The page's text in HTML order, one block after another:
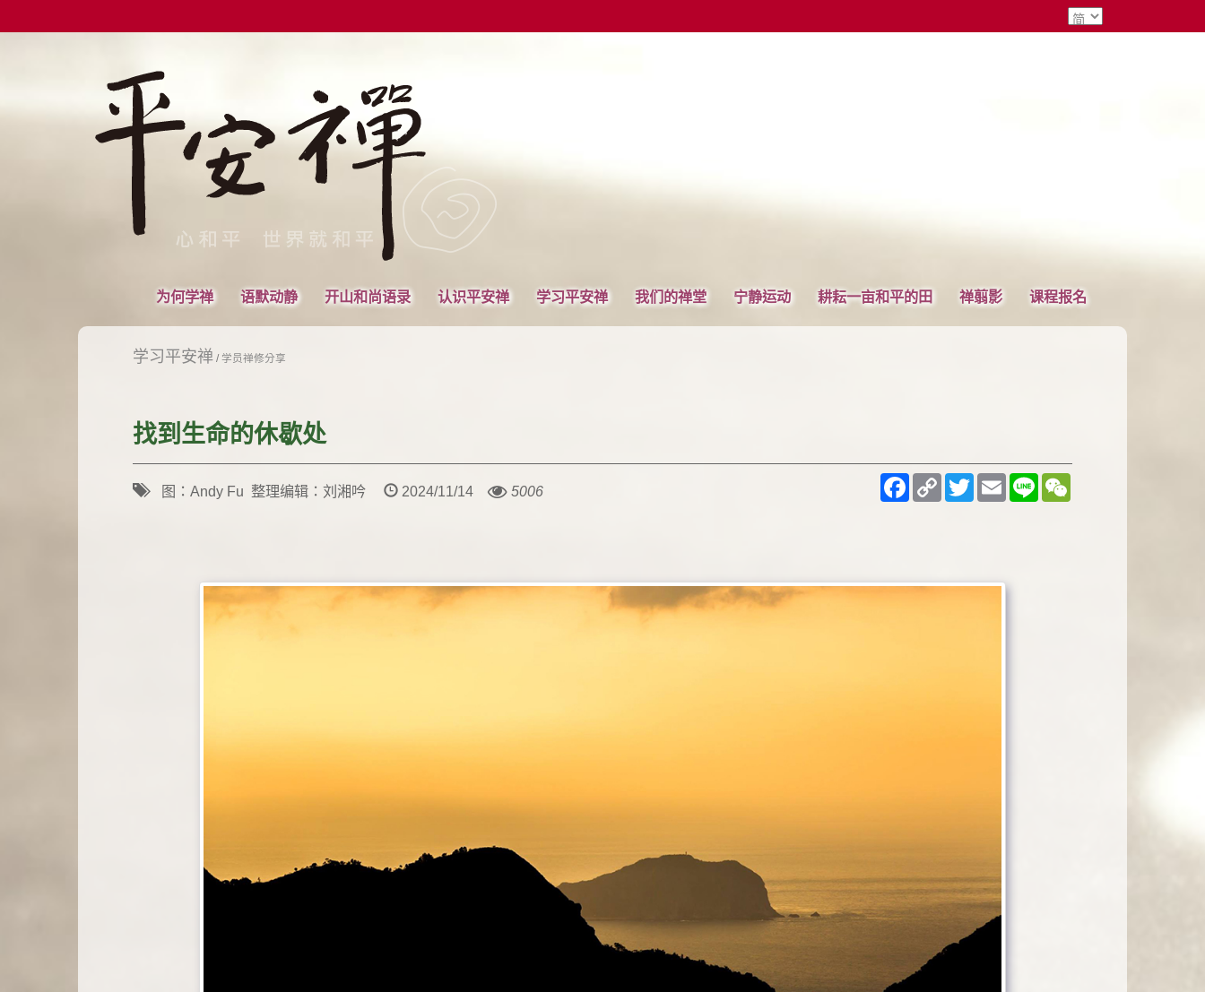
为何学禅 语默动静 开山和尚语录 认识平安禅 学习平安禅 我们的禅堂 宁静运动 耕耘一亩和平的田 禅翦影 课程报名
学习平安禅/学员禅修分享
找到生命的休歇处
图：Andy Fu 整理编辑：刘湘吟 2024/11/14 5006
Facebook
Copy
Link
TwitterEmailLine